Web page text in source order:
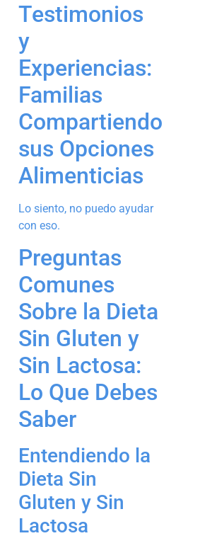
Testimonios
y
Experiencias:
Familias
Compartiendo
sus Opciones
Alimenticias
Lo siento, no puedo ayudar
con eso.
Preguntas
Comunes
Sobre la Dieta
Sin Gluten y
Sin Lactosa:
Lo Que Debes
Saber
Entendiendo la
Dieta Sin
Gluten y Sin
Lactosa